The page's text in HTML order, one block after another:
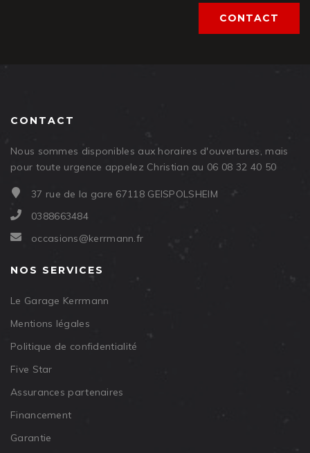
CONTACT
CONTACT
Nous sommes disponibles aux horaires d'ouvertures, mais
pour toute urgence appelez Christian au 06 08 32 40 50
37 rue de la gare 67118 GEISPOLSHEIM
0388663484
occasions@kerrmann.fr
NOS SERVICES
Le Garage Kerrmann
Mentions légales
Politique de confidentialité
Five Star
Assurances partenaires
Financement
Garantie